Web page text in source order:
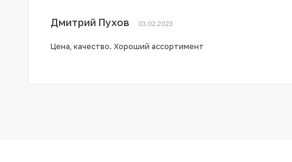
Дмитрий Пухов 03.02.2023
Цена, качество. Хороший ассортимент